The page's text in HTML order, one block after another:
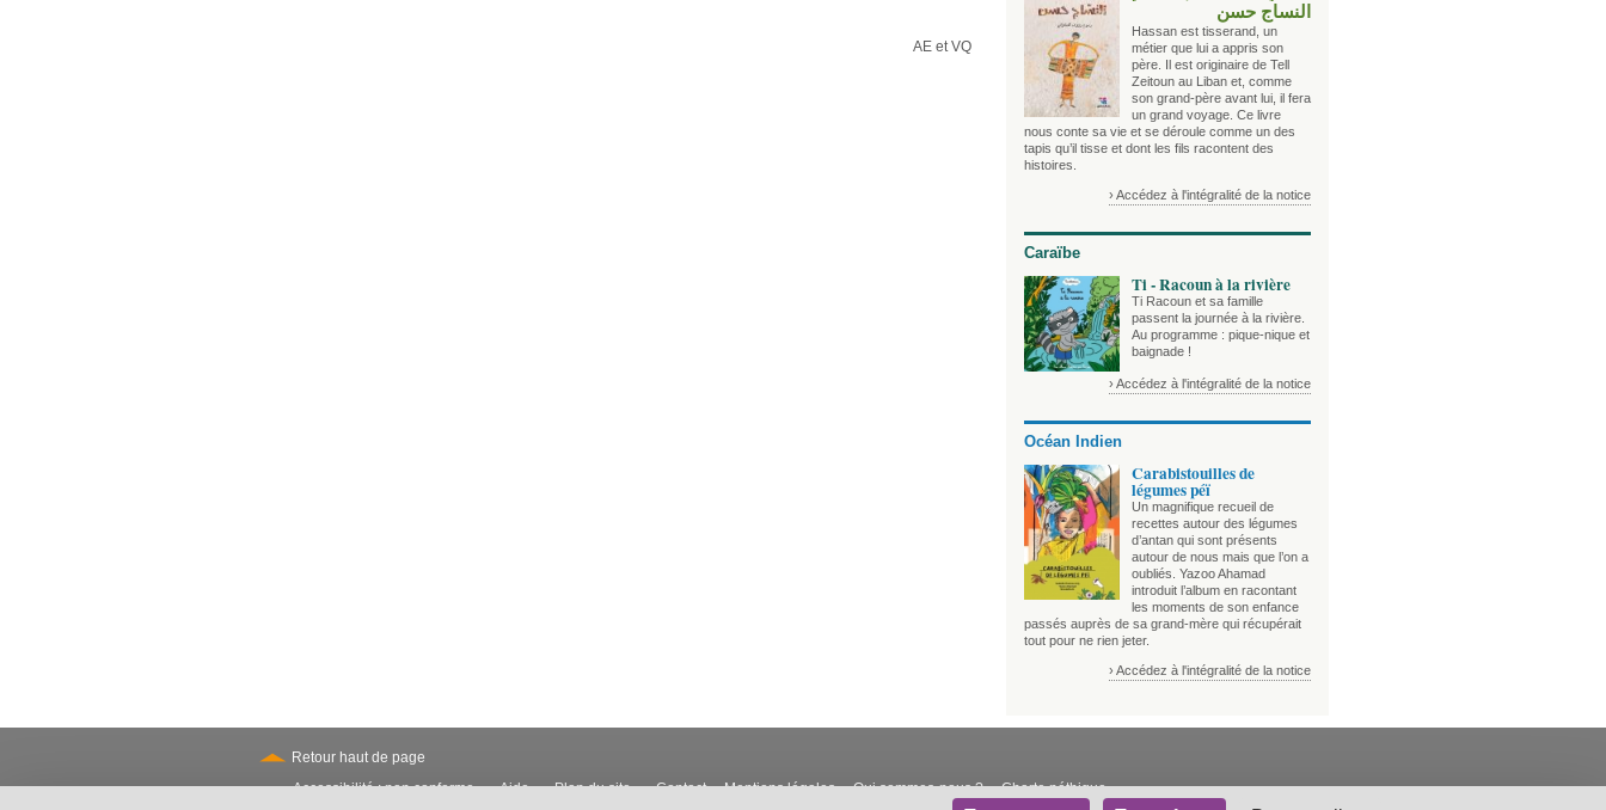
AE et VQ
النساج حسن
Hassan est tisserand, un
métier que lui a appris son
père. Il est originaire de Tell
Zeitoun au Liban et, comme
son grand-père avant lui, il fera
un grand voyage. Ce livre
nous conte sa vie et se déroule comme un des
tapis qu’il tisse et dont les fils racontent des
histoires.
› Accédez à l'intégralité de la notice
Caraïbe
Ti - Racoun à la rivière
Ti Racoun et sa famille
passent la journée à la rivière.
Au programme : pique-nique et
baignade !
› Accédez à l'intégralité de la notice
Océan Indien
Carabistouilles de
légumes péï
Un magnifique recueil de
recettes autour des légumes
d’antan qui sont présents
autour de nous mais que l’on a
oubliés. Yazoo Ahamad
introduit l’album en racontant
les moments de son enfance
passés auprès de sa grand-mère qui récupérait
tout pour ne rien jeter.
› Accédez à l'intégralité de la notice
Retour haut de page
Accessibilité : non conforme -Aide -Plan du site -Contact Mentions légales Qui sommes-nous ? Charte néthique